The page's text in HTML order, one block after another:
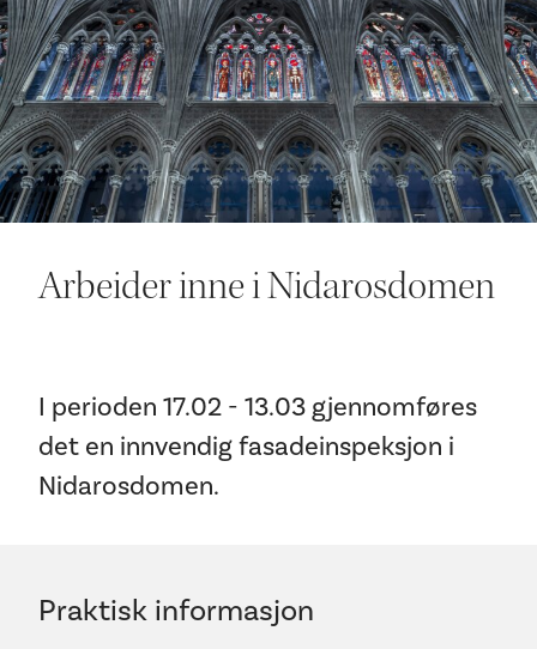
Ditt besøk
Arbeider inne i Nidarosdomen
I perioden 17.02 - 13.03 gjennomføres
det en innvendig fasadeinspeksjon i
Nidarosdomen.
Praktisk informasjon